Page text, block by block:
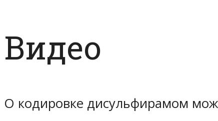
Видео
О кодировке дисульфирамом